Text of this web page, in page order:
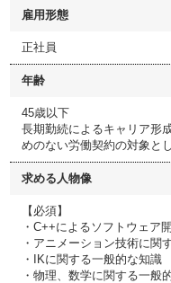
雇用形態
正社員
年齢
45歳以下
長期勤続によるキャリア形
めのない労働契約の対象と
求める人物像
【必須】
・C++によるソフトウェア
・アニメーション技術に関
・IKに関する一般的な知識
・物理、数学に関する一般